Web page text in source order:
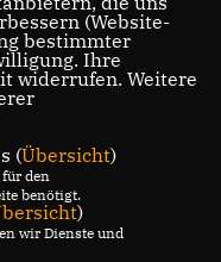
(Website-
bestimmter
Ihre
widerrufen. Weitere
(Übersicht)
den
benötigt.
)
wir Dienste und